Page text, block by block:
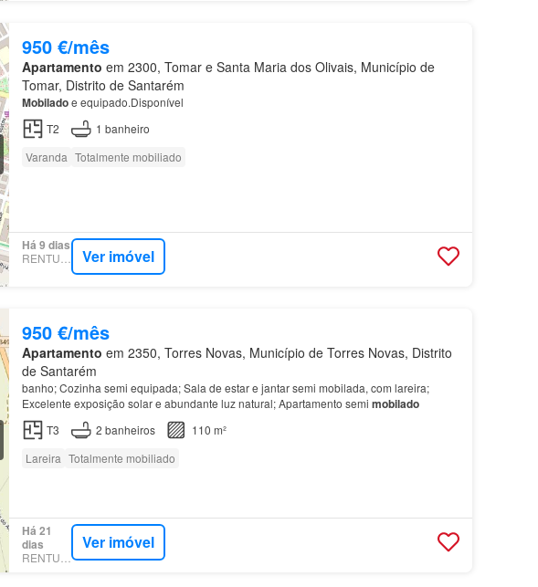
950 €/mês
Apartamento em 2300, Tomar e Santa Maria dos Olivais, Município de
Tomar, Distrito de Santarém
Mobiladoe equipado.Disponível
T2
1 banheiro
Varanda Totalmente mobiliado
Há 9 dias
Ver imóvel
950 €/mês
Apartamento em 2350, Torres Novas, Município de Torres Novas, Distrito
de Santarém
banho; Cozinha semi equipada; Sala de estar e jantar semi mobilada, com lareira;
Excelente exposição solar e abundante luz natural; Apartamento semi mobilado
T3 2 banheiros
110 m²
Lareira Totalmente mobiliado
Há 21
dias
Ver imóvel